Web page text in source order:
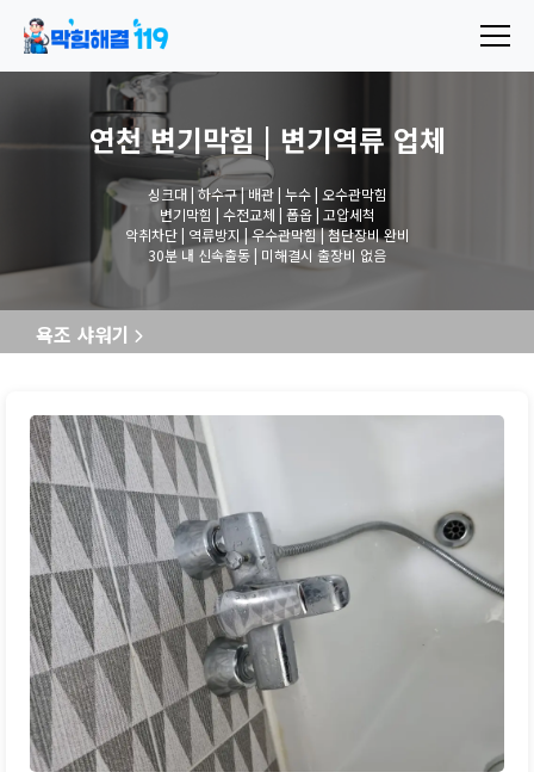
연천 변기막힘 | 변기역류 업체
싱크대 | 하수구 | 배관 | 누수 | 오수관막힘
변기막힘 | 수전교체 | 폽옵 | 고압세척
악취차단 | 역류방지 | 우수관막힘 | 첨단장비 완비
30분 내 신속출동 | 미해결시 출장비 없음
욕조 샤워기